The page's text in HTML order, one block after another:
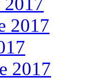
2017
2017